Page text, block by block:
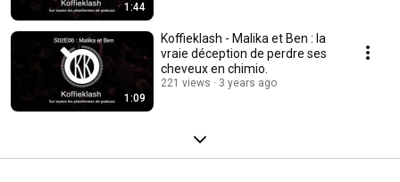
1:44
1:09
Koffieklash - Malika et Ben : la
vraie déception de perdre ses
cheveux en chimio.
221 views 3 years ago